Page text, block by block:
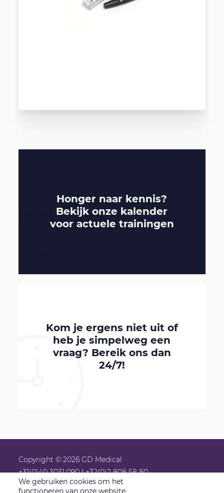
Honger naar kennis?
Bekijk onze kalender
voor actuele trainingen
Kom je ergens niet uit of
heb je simpelweg een
vraag? Bereik ons dan
24/7!
We gebruiken cookies om het
functioneren van onze website
Copyright © 2026 GD Medical
+31(0)40 3031 090|+32(0)2 808 58 80
info@gdmedical.nl